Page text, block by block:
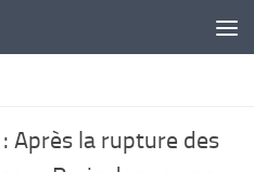
Après la rupture des